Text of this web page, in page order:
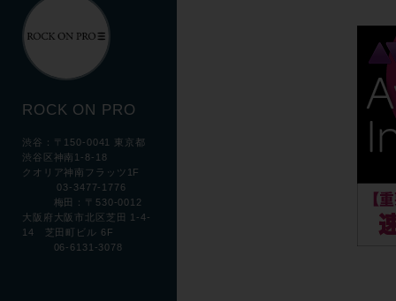
ROCK ON PRO
渋谷：〒150-0041 東京都
渋谷区神南1-8-18
クオリア神南フラッツ1F
03-3477-1776
梅田：〒530-0012
大阪府大阪市北区芝田 1-4-
14 芝田町ビル 6F
06-6131-3078